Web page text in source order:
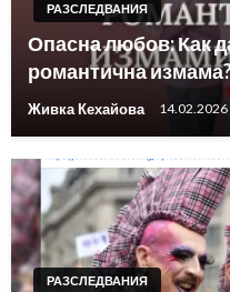
РАЗСЛЕДВАНИЯ
Опасна любов: Как
романтична
Живка Кехайова 14.02.2026
РАЗСЛЕДВАНИЯ